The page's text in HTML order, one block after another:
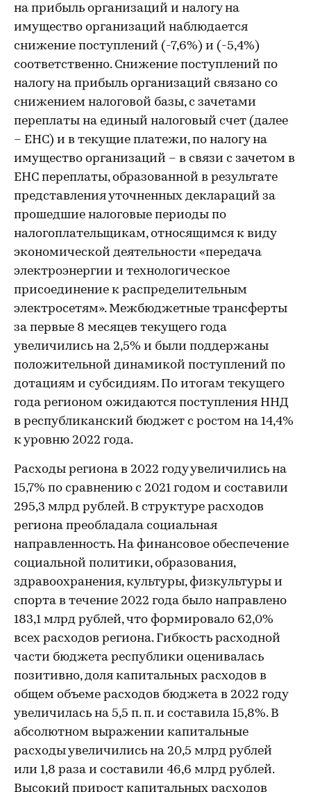
на прибыль организаций и налогу на
имущество организаций наблюдается
снижение поступлений (-7,6%) и (-5,4%)
соответственно. Снижение поступлений по
налогу на прибыль организаций связано со
снижением налоговой базы, с зачетами
переплаты на единый налоговый счет (далее
– ЕНС) и в текущие платежи, по налогу на
имущество организаций – в связи с зачетом в
ЕНС переплаты, образованной в результате
представления уточненных деклараций за
прошедшие налоговые периоды по
налогоплательщикам, относящимся к виду
экономической деятельности «передача
электроэнергии и технологическое
присоединение к распределительным
электросетям». Межбюджетные трансферты
за первые 8 месяцев текущего года
увеличились на 2,5% и были поддержаны
положительной динамикой поступлений по
дотациям и субсидиям. По итогам текущего
года регионом ожидаются поступления ННД
в республиканский бюджет с ростом на 14,4%
к уровню 2022 года.
Расходы региона в 2022 году увеличились на
15,7% по сравнению с 2021 годом и составили
295,3 млрд рублей. В структуре расходов
региона преобладала социальная
направленность. На финансовое обеспечение
социальной политики, образования,
здравоохранения, культуры, физкультуры и
спорта в течение 2022 года было направлено
183,1 млрд рублей, что формировало 62,0%
всех расходов региона. Гибкость расходной
части бюджета республики оценивалась
позитивно, доля капитальных расходов в
общем объеме расходов бюджета в 2022 году
увеличилась на 5,5 п. п. и составила 15,8%. В
абсолютном выражении капитальные
расходы увеличились на 20,5 млрд рублей
или 1,8 раза и составили 46,6 млрд рублей.
Высокий прирост капитальных расходов